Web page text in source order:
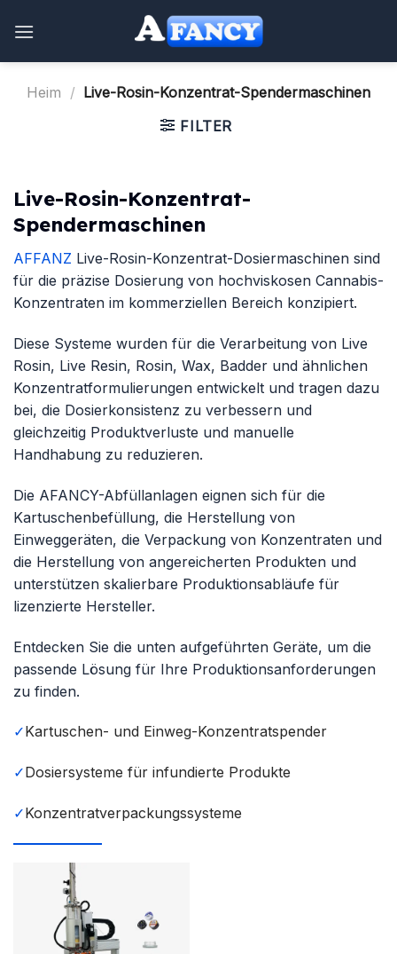
Inhalt
Heim / Live-Rosin-Konzentrat-Spendermaschinen
FILTER
Live-Rosin-Konzentrat-
Spendermaschinen
AFFANZ Live-Rosin-Konzentrat-Dosiermaschinen sind
für die präzise Dosierung von hochviskosen Cannabis-
Konzentraten im kommerziellen Bereich konzipiert.
Diese Systeme wurden für die Verarbeitung von Live
Rosin, Live Resin, Rosin, Wax, Badder und ähnlichen
Konzentratformulierungen entwickelt und tragen dazu
bei, die Dosierkonsistenz zu verbessern und
gleichzeitig Produktverluste und manuelle
Handhabung zu reduzieren.
Die AFANCY-Abfüllanlagen eignen sich für die
Kartuschenbefüllung, die Herstellung von
Einweggeräten, die Verpackung von Konzentraten und
die Herstellung von angereicherten Produkten und
unterstützen skalierbare Produktionsabläufe für
lizenzierte Hersteller.
Entdecken Sie die unten aufgeführten Geräte, um die
passende Lösung für Ihre Produktionsanforderungen
zu finden.
✓Kartuschen- und Einweg-Konzentratspender
✓Dosiersysteme für infundierte Produkte
✓Konzentratverpackungssysteme